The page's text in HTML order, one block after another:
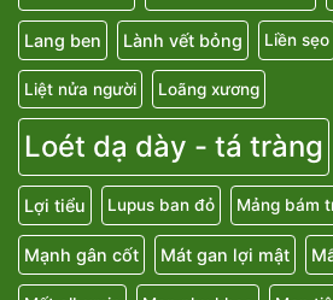
Làm sạch da Làm sạch đại tràng
Lang ben Lành vết bỏng Liền sẹo
Liệt nửa người Loãng xương
Loét dạ dày - tá tràng
Lợi tiểu Lupus ban đỏ Mảng bám
Mạnh gân cốt Mát gan lợi mật